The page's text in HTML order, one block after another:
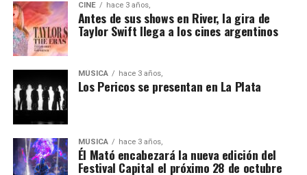
CINE hace 3 años,
Antes de sus shows en River, la gira de
Taylor Swift llega a los cines argentinos
MÚSICA hace 3 años,
Los Pericos se presentan en La Plata
MÚSICA hace 3 años,
Él Mató encabezará la nueva edición del
Festival Capital el próximo 28 de octubre